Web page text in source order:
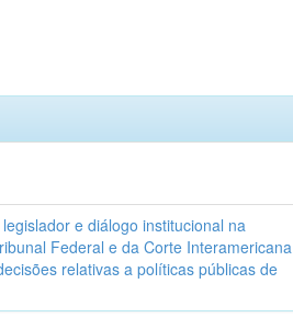
e diálogo institucional na
Federal e da Corte Interamericana
relativas a políticas públicas de